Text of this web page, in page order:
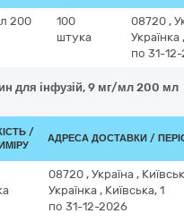
200
100
штука
08720 ,
Українка ,
по 31-
для інфузій, 9 мг/мл 200 мл
/
АДРЕСА ДОСТАВКИ /
08720 , Україна ,
Українка , Київська, 1
по 31-12-2026